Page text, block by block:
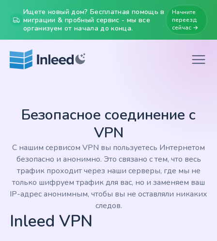
Ищете новый дом? Бесплатная помощь в
миграции & пробный сервис - мы все
организуем от начала до конца.
Начните
переезд
сейчас →
Безопасное соединение с
VPN
С нашим сервисом VPN вы пользуетесь Интернетом
безопасно и анонимно. Это связано с тем, что весь
трафик проходит через наши серверы, где мы не
только шифруем трафик для вас, но и заменяем ваш
IP-адрес анонимным, чтобы вы не оставляли никаких
следов.
Inleed VPN